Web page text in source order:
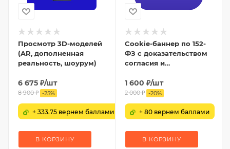
Просмотр 3D-моделей
(AR, дополненная
реальность, шоурум)
6 675 ₽/шт
8 900₽ -25%
+ 333.75 вернем баллами
В КОРЗИНУ
Cookie-баннер по 152-
ФЗ с доказательством
согласия и
1 600 ₽/шт
2 000₽ -20%
+ 80 вернем баллами
В КОРЗИНУ